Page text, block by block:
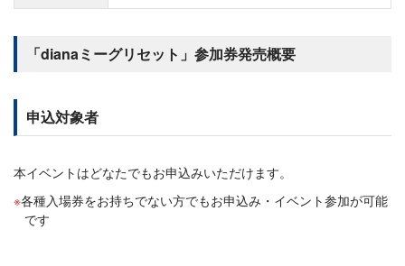
「dianaミーグリセット」参加券発売概要
申込対象者
本イベントはどなたでもお申込みいただけます。
各種入場券をお持ちでない方でもお申込み・イベント参加が可能
です